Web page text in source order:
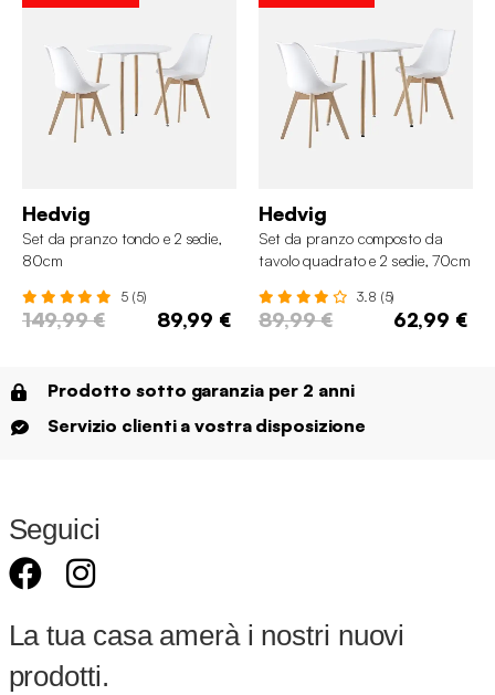
Hedvig
Set da pranzo tondo e 2 sedie,
80cm
5 (5)
149,99 € 89,99 €
Hedvig
Set da pranzo composto da
tavolo quadrato e 2 sedie, 70cm
3.8 (5)
89,99 € 62,99 €
Prodotto sotto garanzia per 2 anni
Servizio clienti a vostra disposizione
Seguici
La tua casa amerà i nostri nuovi
prodotti.